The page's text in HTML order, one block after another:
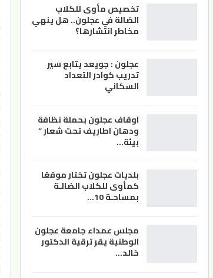
تخصيص مأوى للكلاب
الضالة في عجلون.. هل ينهي
مخاطر انتشارها؟
عجلون : جويعد يتابع سير
تدريب كوادر التعداد
السكاني
اوقاف عجلون بحملة نظافة
ودهان اطاريف تحت شعار ”
بيئة…
بلديات عجلون تختار موقعًا
كمأوى للكلاب الضالـة
بمساحـة 10…
مجلس عمداء جامعة عجلون
الوطنية يقر ترقية الدكتور
خالد…